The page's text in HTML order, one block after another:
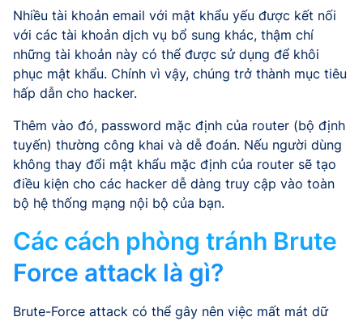
Nhiều tài khoản email với mật khẩu yếu được kết nối
với các tài khoản dịch vụ bổ sung khác, thậm chí
những tài khoản này có thể được sử dụng để khôi
phục mật khẩu. Chính vì vậy, chúng trở thành mục tiêu
hấp dẫn cho hacker.
Thêm vào đó, password mặc định của router (bộ định
tuyến) thường công khai và dễ đoán. Nếu người dùng
không thay đổi mật khẩu mặc định của router sẽ tạo
điều kiện cho các hacker dễ dàng truy cập vào toàn
bộ hệ thống mạng nội bộ của bạn.
Các cách phòng tránh Brute
Force attack là gì?
Brute-Force attack có thể gây nên việc mất mát dữ